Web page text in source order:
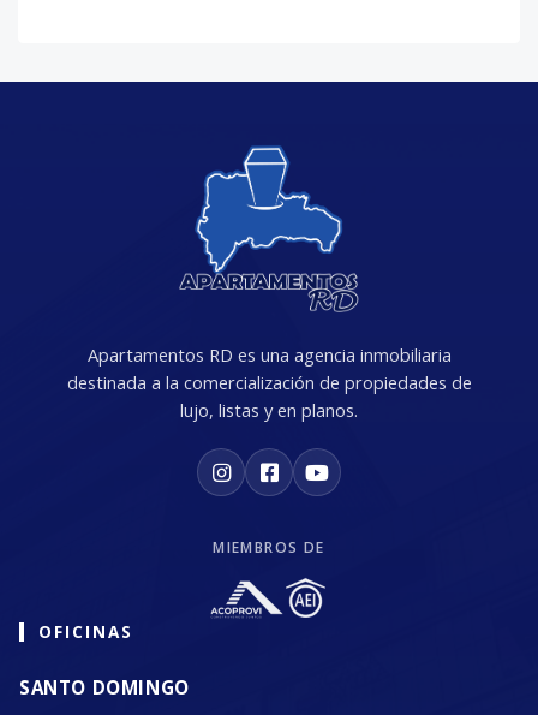
Apartamentos RD es una agencia inmobiliaria
destinada a la comercialización de propiedades de
lujo, listas y en planos.
MIEMBROS DE
OFICINAS
SANTO DOMINGO